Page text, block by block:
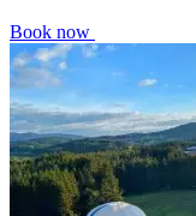
Book now